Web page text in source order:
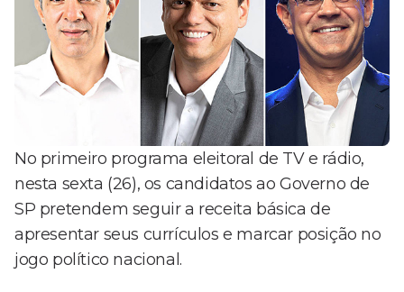
No primeiro programa eleitoral de TV e rádio,
nesta sexta (26), os candidatos ao Governo de
SP pretendem seguir a receita básica de
apresentar seus currículos e marcar posição no
jogo político nacional.